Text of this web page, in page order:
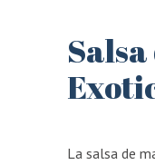
La salsa de